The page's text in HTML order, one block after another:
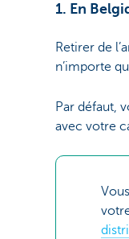
1. En
Retirer de
n’importe
Par défaut,
avec votre